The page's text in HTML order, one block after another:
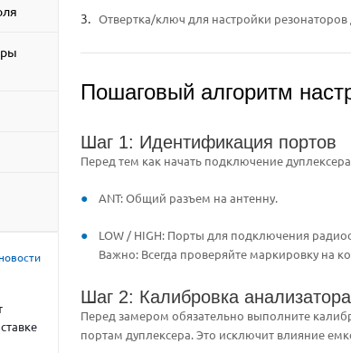
Отвертка/ключ для настройки резонаторов
Пошаговый алгоритм
Шаг 1: Идентификация портов
Перед тем как начать подключение
ANT: Общий разъем на антенну.
LOW / HIGH: Порты для подключения
Важно: Всегда проверяйте маркировку на
Шаг 2: Калибровка анализатора
Перед замером обязательно выполните
портам дуплексера. Это исключит влияние